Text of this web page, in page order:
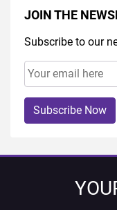
JOIN THE
Subscribe to our
Subscribe Now